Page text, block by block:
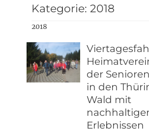
Kategorie: 2018
2018
der
in den
Wald mit
Erlebnissen